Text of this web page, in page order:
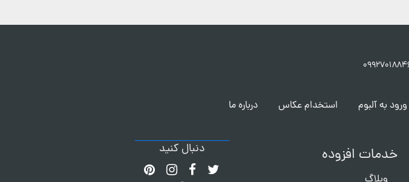
ورود به آلبوم استخدام عکاس درباره ما
خدمات افزوده دنبال کنید